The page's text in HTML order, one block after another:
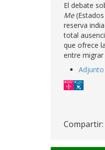
El debate
Me(Estados
reserva
total
que ofrece
entre
Compartir: